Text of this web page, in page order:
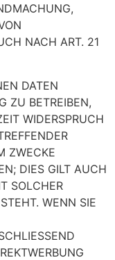
NACH ART. 21
DATEN
ZU BETREIBEN,
WIDERSPRUCH
ZWECKE
DIES GILT AUCH
SOLCHER
WENN SIE